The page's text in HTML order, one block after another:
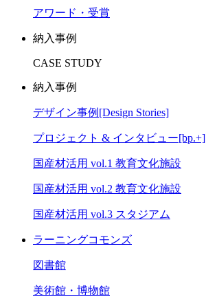
アワード・受賞
納入事例
CASE STUDY
納入事例
デザイン事例[Design Stories]
プロジェクト & インタビュー[bp.+]
国産材活用 vol.1 教育文化施設
国産材活用 vol.2 教育文化施設
国産材活用 vol.3 スタジアム
ラーニングコモンズ
図書館
美術館・博物館